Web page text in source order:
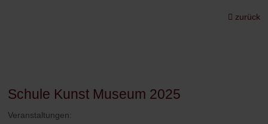
zurück
Schule Kunst Museum 2025
Veranstaltungen: